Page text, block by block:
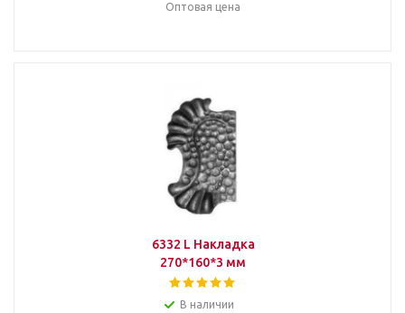
Оптовая цена
6332 L Накладка
270*160*3 мм
В наличии